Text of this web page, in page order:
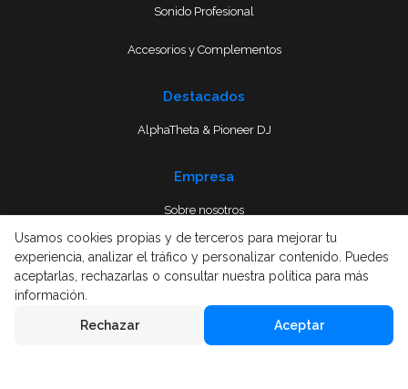
Sonido Profesional
Accesorios y Complementos
Destacados
AlphaTheta & Pioneer DJ
Empresa
Sobre nosotros
Usamos cookies propias y de terceros para mejorar tu
experiencia, analizar el tráfico y personalizar contenido. Puedes
aceptarlas, rechazarlas o consultar nuestra política para más
información.
Rechazar Aceptar